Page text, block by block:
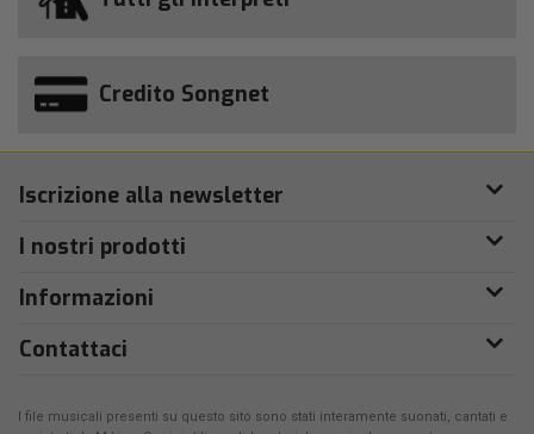
Credito Songnet
Iscrizione alla newsletter
I nostri prodotti
Informazioni
Contattaci
I file musicali presenti su questo sito sono stati interamente suonati, cantati e